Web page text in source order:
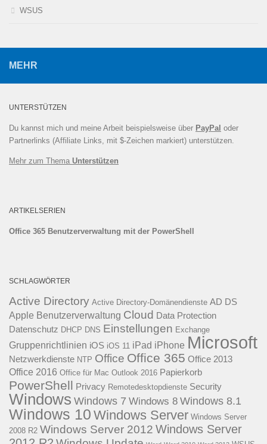
WSUS
MEHR
UNTERSTÜTZEN
Du kannst mich und meine Arbeit beispielsweise über PayPal oder
Partnerlinks (Affiliate Links, mit $-Zeichen markiert) unterstützen.
Mehr zum Thema Unterstützen
ARTIKELSERIEN
Office 365 Benutzerverwaltung mit der PowerShell
SCHLAGWÖRTER
Active Directory Active Directory-Domänendienste AD DS
Apple Benutzerverwaltung Cloud Data Protection
Datenschutz DHCP DNS Einstellungen Exchange
Gruppenrichtlinien iOS iOS 11 iPad iPhone Microsoft
Netzwerkdienste NTP Office Office 365 Office 2013
Office 2016 Office für Mac Outlook 2016 Papierkorb
PowerShell Privacy Remotedesktopdienste Security
Windows Windows 7 Windows 8 Windows 8.1
Windows 10 Windows Server Windows Server
2008 R2 Windows Server 2012 Windows Server